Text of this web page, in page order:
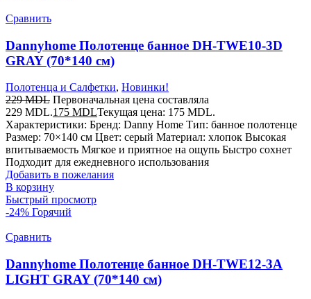
Сравнить
Dannyhome Полотенце банное DH-TWE10-3D
GRAY (70*140 см)
Полотенца и Салфетки, Новинки!
229MDL Первоначальная цена составляла
229 MDL.175 MDLТекущая цена: 175 MDL.
Характеристики: Бренд: Danny Home Тип: банное полотенце
Размер: 70×140 см Цвет: серый Материал: хлопок Высокая
впитываемость Мягкое и приятное на ощупь Быстро сохнет
Подходит для ежедневного использования
Добавить в пожелания
В корзину
Быстрый просмотр
-24% Горячий
Сравнить
Dannyhome Полотенце банное DH-TWE12-3A
LIGHT GRAY (70*140 см)